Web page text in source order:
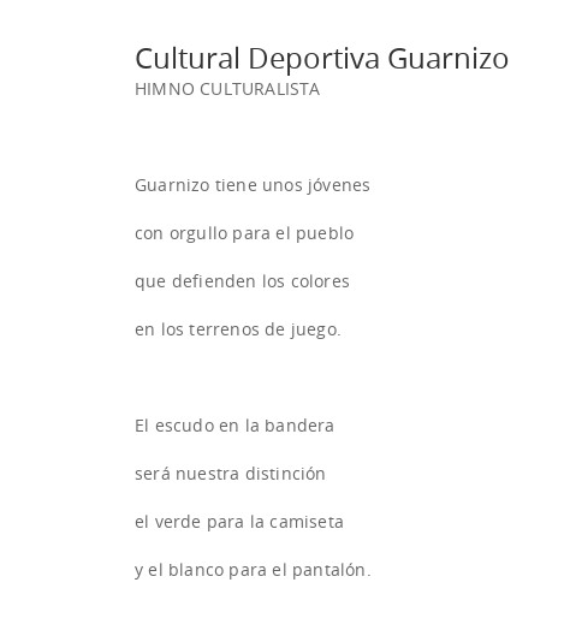
Cultural Deportiva Guarnizo
HIMNO CULTURALISTA
Guarnizo tiene unos jóvenes
con orgullo para el pueblo
que defienden los colores
en los terrenos de juego.
El escudo en la bandera
será nuestra distinción
el verde para la camiseta
y el blanco para el pantalón.